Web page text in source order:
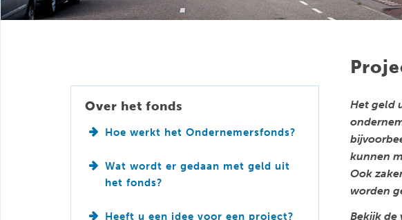
Het geld
kunnen
Ook
worden
Bekijk de
Over het fonds
Hoe werkt het Ondernemersfonds?
Wat wordt er gedaan met geld uit
het fonds?
Heeft u een idee voor een project?